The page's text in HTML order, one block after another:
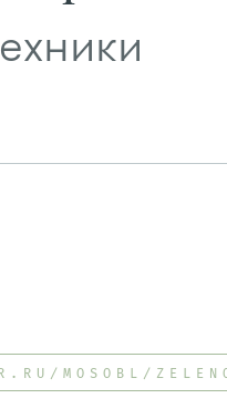
MOSOBL/